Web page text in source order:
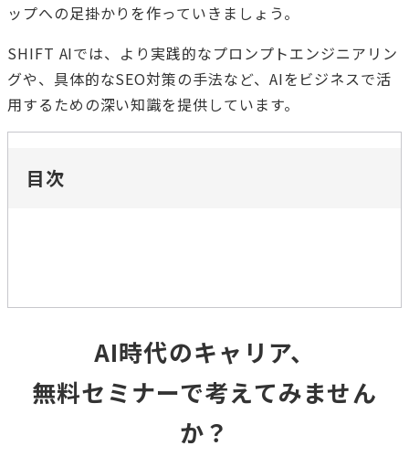
ップへの足掛かりを作っていきましょう。
SHIFT AIでは、より実践的なプロンプトエンジニアリン
グや、具体的なSEO対策の手法など、AIをビジネスで活
用するための深い知識を提供しています。
目次
AI時代のキャリア、
無料セミナーで考えてみません
か？